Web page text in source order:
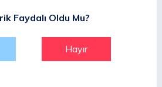
Faydalı Oldu Mu?
Hayır